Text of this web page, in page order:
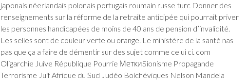
japonais néerlandais polonais portugais roumain russe turc Donner des
renseignements sur la réforme de la retraite anticipée qui pourrait priver
les personnes handicapées de moins de 40 ans de pension d’invalidité.
Les selles sont de couleur verte ou orange. Le ministère de la santé nas
pas que ça a faire de démentir sur des sujet comme celui ci. com
Oligarchie Juive République Pourrie МеткиSionisme Propagande
Terrorisme Juif Afrique du Sud Judéo Bolchéviques Nelson Mandela